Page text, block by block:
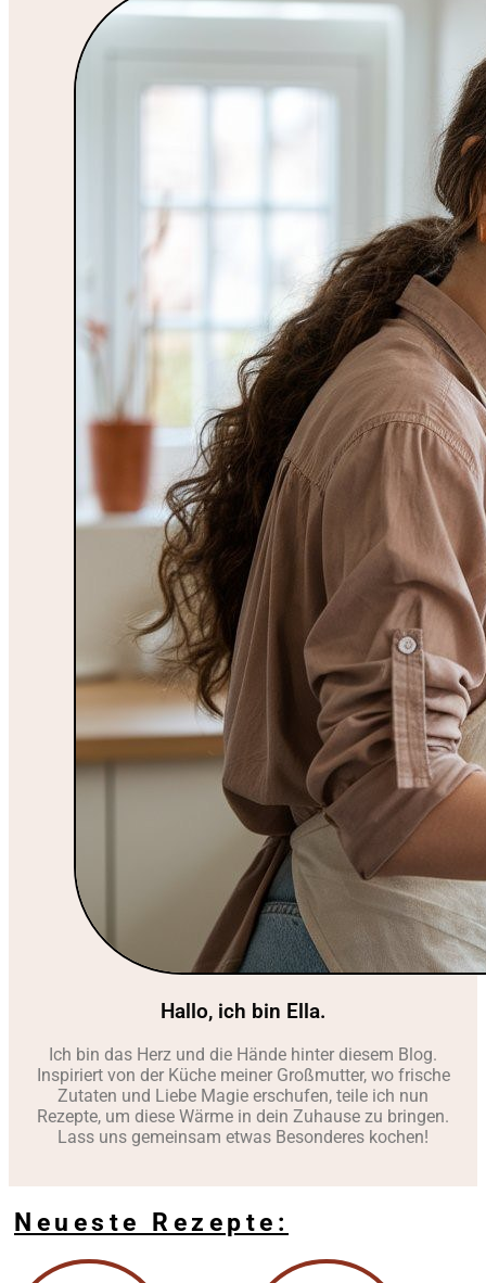
Hallo, ich bin Ella.
Ich bin das Herz und die Hände hinter diesem Blog.
Inspiriert von der Küche meiner Großmutter, wo frische
Zutaten und Liebe Magie erschufen, teile ich nun
Rezepte, um diese Wärme in dein Zuhause zu bringen.
Lass uns gemeinsam etwas Besonderes kochen!
Neueste Rezepte: